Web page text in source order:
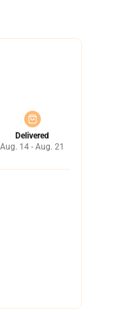
Delivered
Aug. 14 - Aug. 21